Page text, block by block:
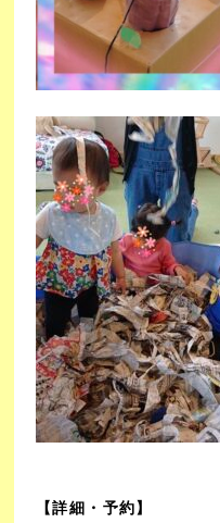
【詳細・予約】